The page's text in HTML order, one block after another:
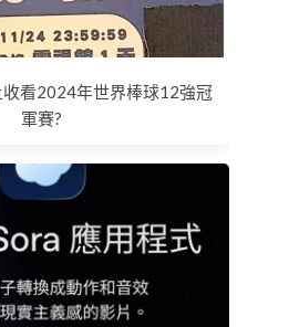
看2024年世界棒球12強冠
軍賽?